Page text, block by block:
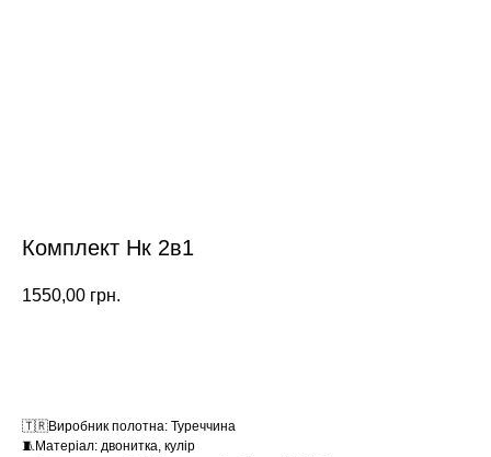
Комплект Нк 2в1
1550,00 грн.
🇹🇷Виробник полотна: Туреччина
🧵Матеріал: двонитка, кулір